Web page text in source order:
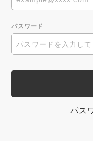
パスワード
パス